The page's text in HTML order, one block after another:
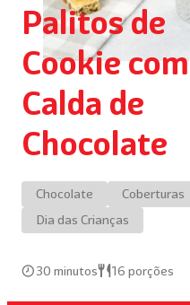
Palitos de
Cookie com
Calda de
Chocolate
Chocolate Coberturas
Dia das Crianças
30 minutos 16 porções